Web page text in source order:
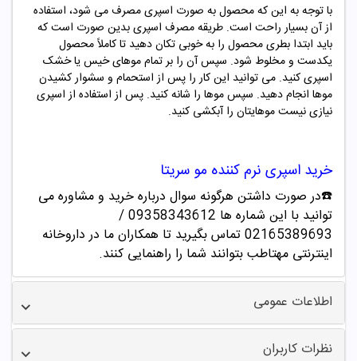
با توجه به این که محصول به صورت اسپری مصرف می شود، استفاده
از آن بسیار راحت است. طریقه مصرف اسپری بدین صورت است که
باید ابتدا بطری محصول را به خوبی تکان دهید تا کاملاً محصول
یکدست و مخلوط شود. سپس آن را بر تمام موهای خیس یا خشک
اسپری کنید. می توانید این کار را پس از استحمام و سشوار کشیدن
موها انجام دهید. سپس موها را شانه کنید. پس از استفاده از اسپری
نیازی نیست موهایتان را آبکشی کنید.
خرید اسپری نرم کننده مو سریتا
☎️در صورت داشتن هرگونه سوال درباره خرید و مشاوره می
توانید با این شماره ها 09358343612 /
02165389693تماس بگیرید تا همکاران ما در داروخانه
اینترنتی مهتاطب بتوانند شما را راهنمایی کنند.
اطلاعات عمومی
نظرات کاربران